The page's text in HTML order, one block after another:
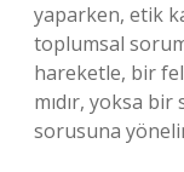
yaparken, etik
toplumsal
hareketle, bir
mıdır, yoksa
sorusuna